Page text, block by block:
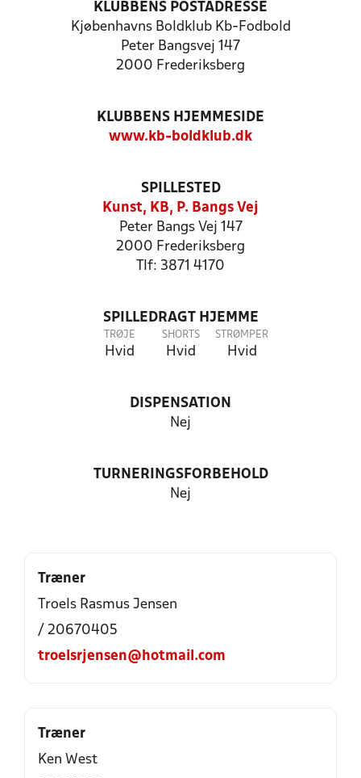
KLUBBENS POSTADRESSE
Kjøbenhavns Boldklub Kb-Fodbold
Peter Bangsvej 147
2000 Frederiksberg
KLUBBENS HJEMMESIDE
www.kb-boldklub.dk
SPILLESTED
Kunst, KB, P. Bangs Vej
Peter Bangs Vej 147
2000 Frederiksberg
Tlf: 3871 4170
SPILLEDRAGT HJEMME
TRØJE
Hvid
SHORTS
Hvid
STRØMPER
Hvid
DISPENSATION
Nej
TURNERINGSFORBEHOLD
Nej
Træner
Troels Rasmus Jensen
/ 20670405
troelsrjensen@hotmail.com
Træner
Ken West